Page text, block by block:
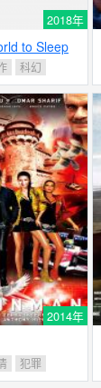
2018年
to Sleep
科幻
2014年
犯罪